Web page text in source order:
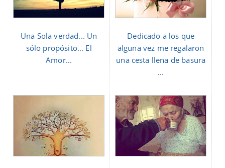
Una Sola verdad... Un
sólo propósito... El
Amor...
Dedicado a los que
alguna vez me regalaron
una cesta llena de basura
...